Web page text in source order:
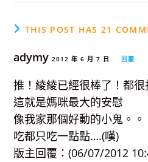
THIS POST HAS 21
adymy2012 年 6 月 7 日 回覆
推！綾綾已經很棒了！都很
這就是媽咪最大的安慰
像我家那個好動的小鬼。
吃都只吃一點點….(嘆)
版主回覆：(06/07/2012